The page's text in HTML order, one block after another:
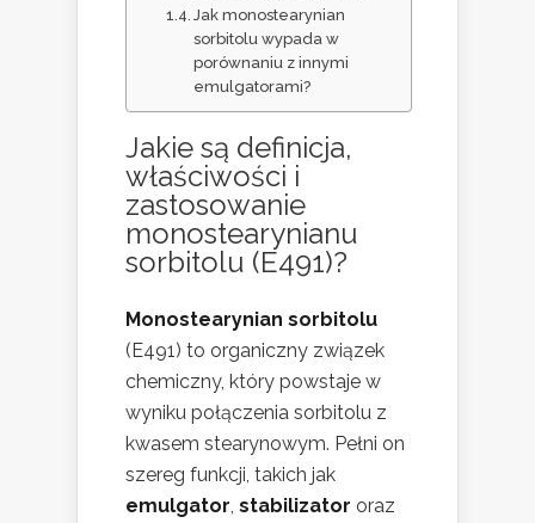
Jak monostearynian
sorbitolu wypada w
porównaniu z innymi
emulgatorami?
Jakie są definicja,
właściwości i
zastosowanie
monostearynianu
sorbitolu (E491)?
Monostearynian sorbitolu
(E491) to organiczny związek
chemiczny, który powstaje w
wyniku połączenia sorbitolu z
kwasem stearynowym. Pełni on
szereg funkcji, takich jak
emulgator, stabilizator oraz